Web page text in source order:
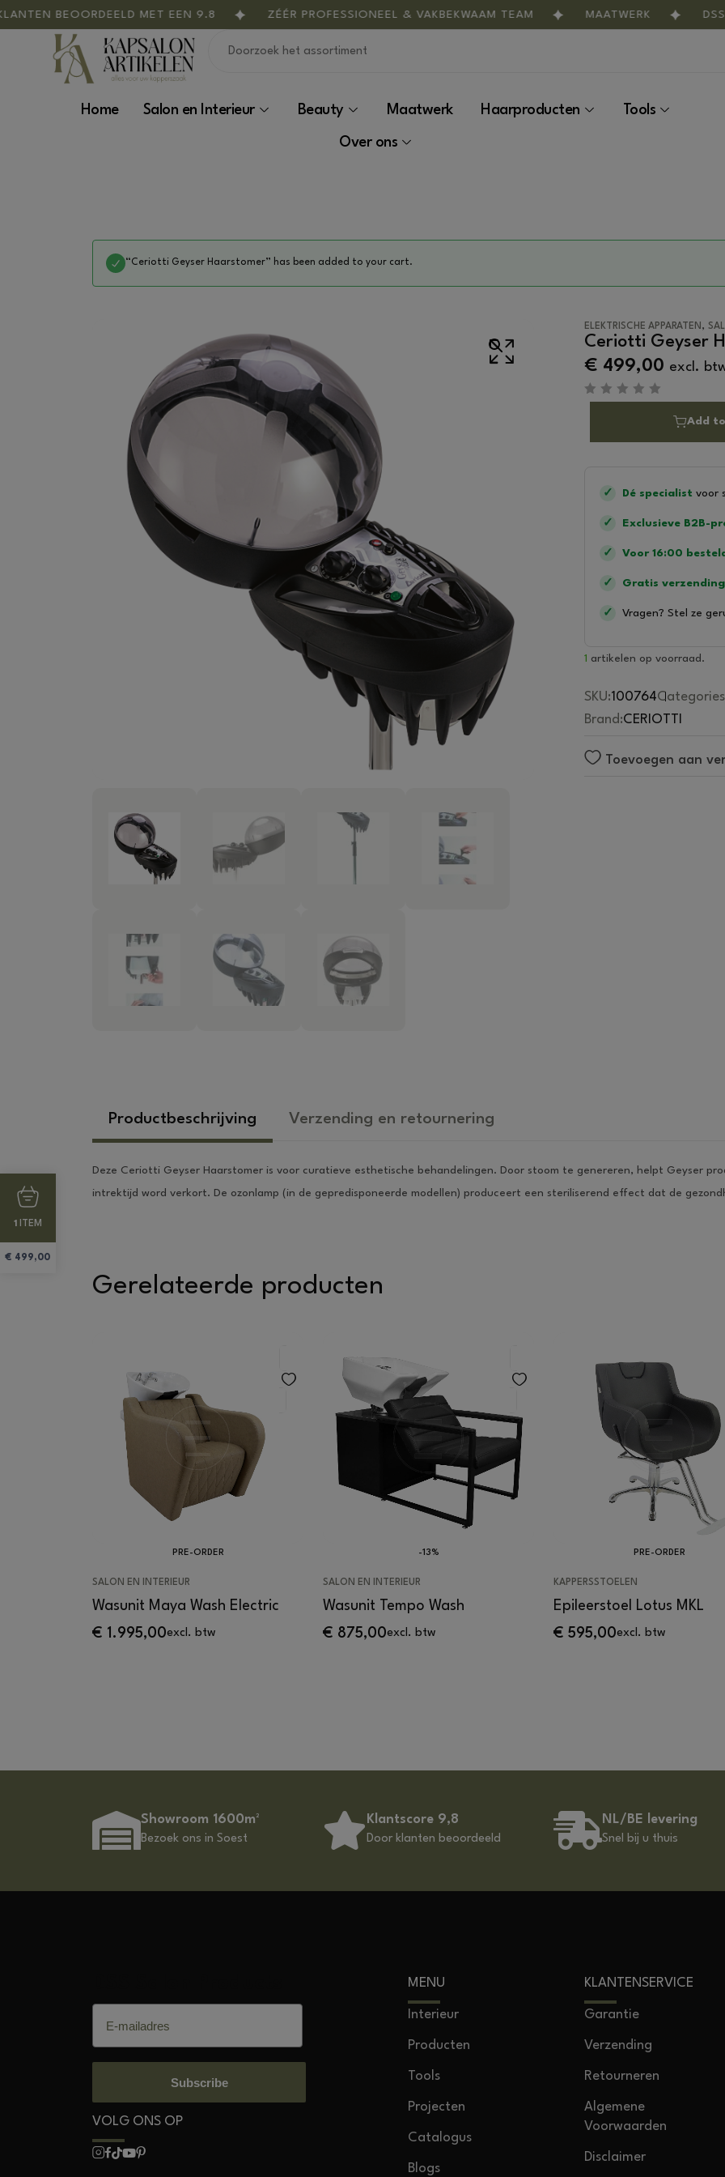
BEOORDEELD MET EEN 9.8 ZÉÉR PROFESSIONEEL & VAKBEKWAAM TEAM MAATWERK DSS
Home Salon en Interieur Beauty Maatwerk Haarproducten Tools
Over ons
“Ceriotti Geyser Haarstomer” has been added to your cart.
ELEKTRISCHE APPARATEN ,
Ceriotti Geyser
€ 499,00 excl.
R
Add
✓ Dé specialist voor
✓ Exclusieve B2B-
✓ Voor 16:00 besteld
✓ Gratis verzending
✓ Vragen? Stel ze
1 artikelen op voorraad.
SKU:100764
Brand:CERIOTTI
Toevoegen aan
Productbeschrijving Verzending en retournering
Deze Ceriotti Geyser Haarstomer is voor curatieve esthetische behandelingen. Door stoom te genereren, helpt Geyser
intrektijd word verkort. De ozonlamp (in de gepredisponeerde modellen) produceert een steriliserend effect dat de
Gerelateerde producten
PRE-ORDER
SALON EN INTERIEUR
Wasunit Maya Wash Electric
€ 1.995,00excl. btw
-13%
SALON EN INTERIEUR
Wasunit Tempo Wash
€ 875,00excl. btw
PRE-ORDER
KAPPERSSTOELEN
Epileerstoel Lotus MKL
€ 595,00excl. btw
Showroom 1600m²
Bezoek ons in Soest
Klantscore 9,8
Door klanten beoordeeld
NL/BE levering
Snel bij u thuis
E-mailadres
Subscribe
VOLG ONS OP
MENU
Interieur
Producten
Tools
Projecten
Catalogus
Blogs
KLANTENSERVICE
Garantie
Verzending
Retourneren
Algemene
Voorwaarden
Disclaimer
1 ITEM
€ 499,00